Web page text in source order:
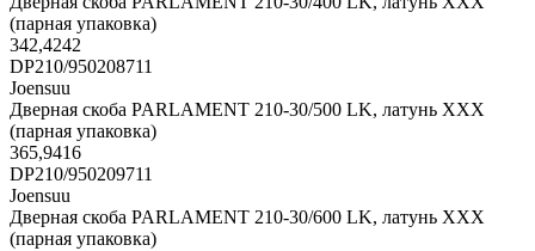
(парная упаковка)
342,4242
DP210/950208711
Joensuu
Дверная скоба PARLAMENT 210-30/500 LK, латунь XXX
(парная упаковка)
365,9416
DP210/950209711
Joensuu
Дверная скоба PARLAMENT 210-30/600 LK, латунь XXX
(парная упаковка)